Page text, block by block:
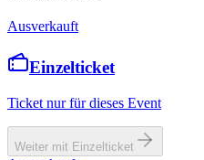
Ausverkauft
Einzelticket
Ticket nur für dieses Event
Weiter mit Einzelticket